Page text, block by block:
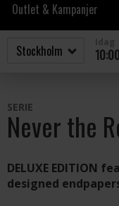
Outlet & Kampanjer
SERIE
Never the
DELUXE EDITION
designed